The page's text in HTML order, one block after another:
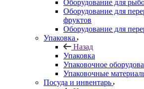
Оборудование для
Оборудование для
фруктов
Оборудование для
Упаковка
Назад
Упаковка
Упаковочное
Упаковочные
Посуда и инвентарь